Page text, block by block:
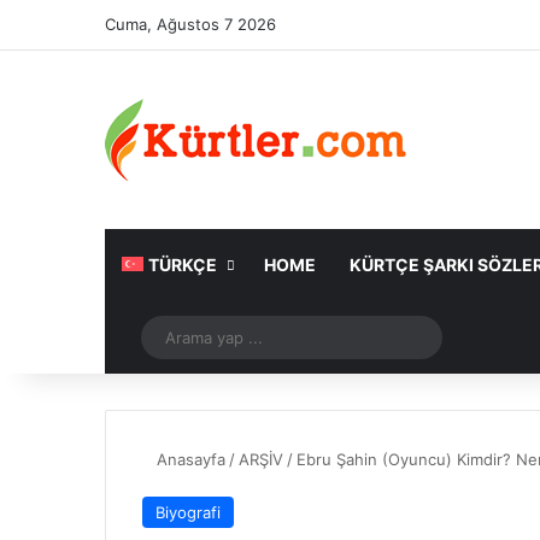
Cuma, Ağustos 7 2026
TÜRKÇE HOME KÜRTÇE ŞARKI
Rastgele Makale
yap
Anasayfa / ARŞİV / Ebru Şahin (Oyuncu) Kimdir?
Biyografi